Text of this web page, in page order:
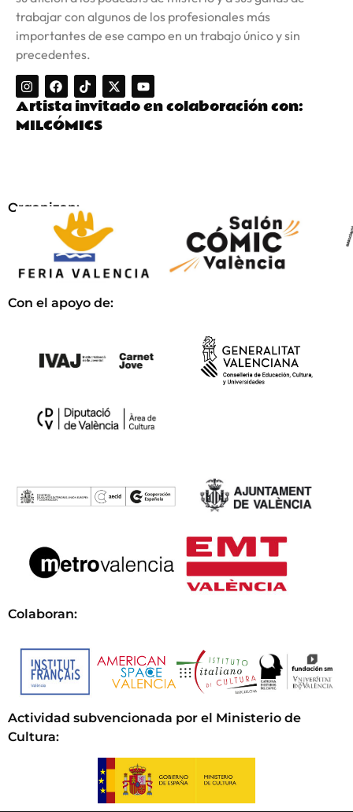
trabajar con algunos de los profesionales más
importantes de ese campo en un trabajo único y sin
precedentes.
Artista invitado en colaboración con:
MILCÓMICS
Organizan:
Con el apoyo de:
Colaboran:
Actividad subvencionada por el Ministerio de
Cultura: